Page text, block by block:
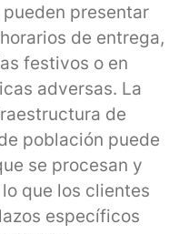
presentar
de entrega,
festivos o en
adversas. La
de
población puede
se procesan y
que los clientes
específicos